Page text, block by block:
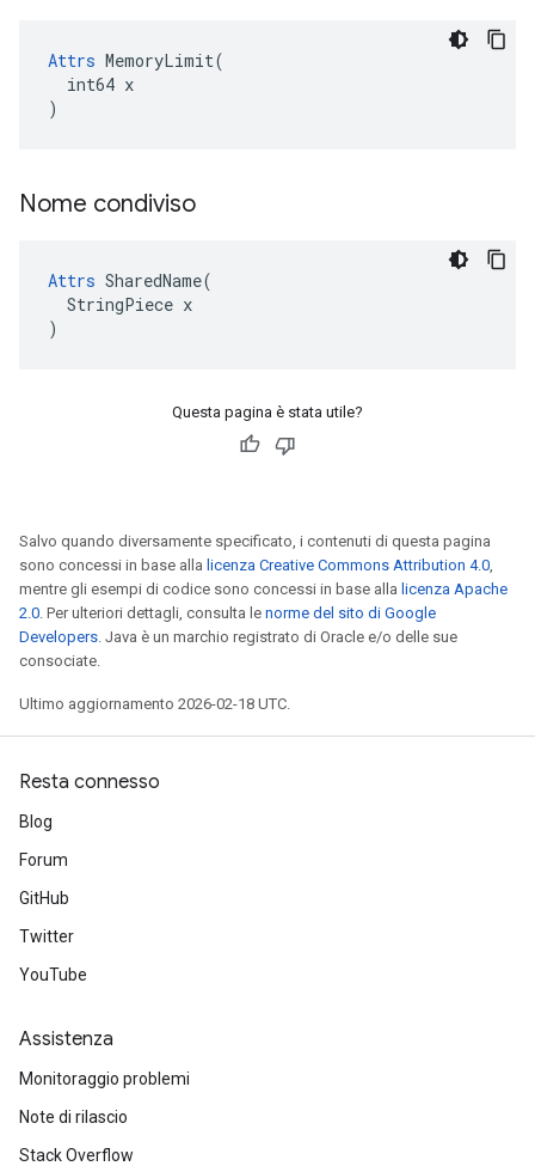
Attrs MemoryLimit(
  int64 x
)
Nome condiviso
Attrs SharedName(
  StringPiece x
)
Questa pagina è stata utile?
Salvo quando diversamente specificato, i contenuti di questa pagina
sono concessi in base alla licenza Creative Commons Attribution 4.0,
mentre gli esempi di codice sono concessi in base alla licenza Apache
2.0. Per ulteriori dettagli, consulta le norme del sito di Google
Developers. Java è un marchio registrato di Oracle e/o delle sue
consociate.
Ultimo aggiornamento 2026-02-18 UTC.
Resta connesso
Blog
Forum
GitHub
Twitter
YouTube
Assistenza
Monitoraggio problemi
Note di rilascio
Stack Overflow